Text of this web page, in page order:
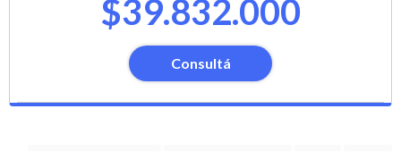
$39.832.000
Consultá